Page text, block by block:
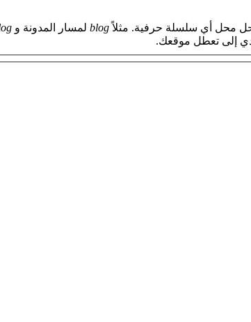
محل أي سلسلة حرفية. مثلاًblog لمسار المدونة و *